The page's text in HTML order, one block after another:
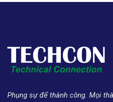
Phụng sự để thành công. Mọi